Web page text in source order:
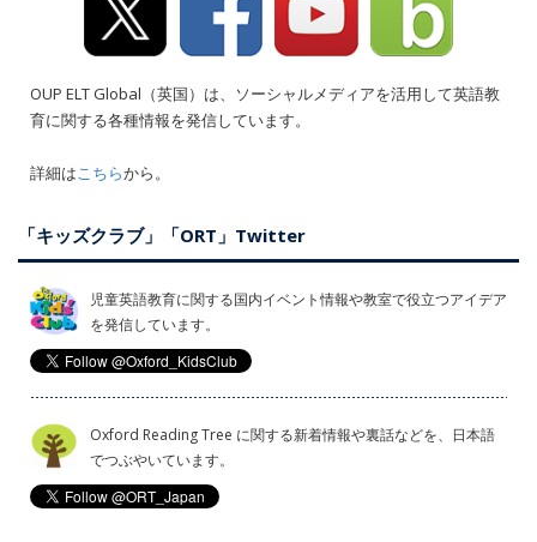
OUP ELT Global（英国）は、ソーシャルメディアを活用して英語教
育に関する各種情報を発信しています。
詳細はこちらから。
「キッズクラブ」「ORT」Twitter
児童英語教育に関する国内イベント情報や教室で役立つアイデア
を発信しています。
Oxford Reading Tree に関する新着情報や裏話などを、日本語
でつぶやいています。